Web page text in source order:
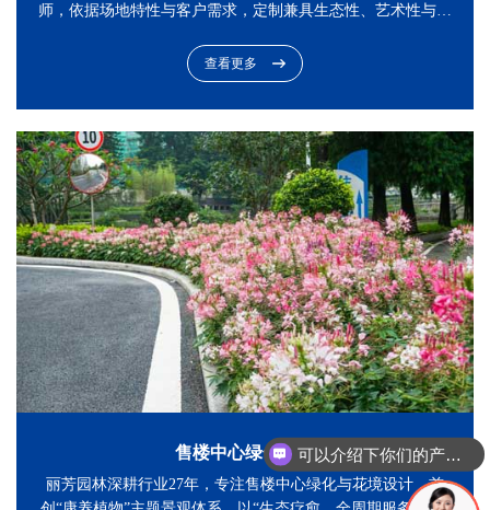
师，依据场地特性与客户需求，定制兼具生态性、艺术性与功
间层次，精选宿根花卉、观赏草及本土植被；施工环节严格把
控土壤改良、精准放样与苗木栽植工艺，确保落地效果与设计
高度统一。
查看更多
售楼中心绿化设计
丽芳园林深耕行业27年，专注售楼中心绿化与花境设计，首
可以介绍下你们的产品么？